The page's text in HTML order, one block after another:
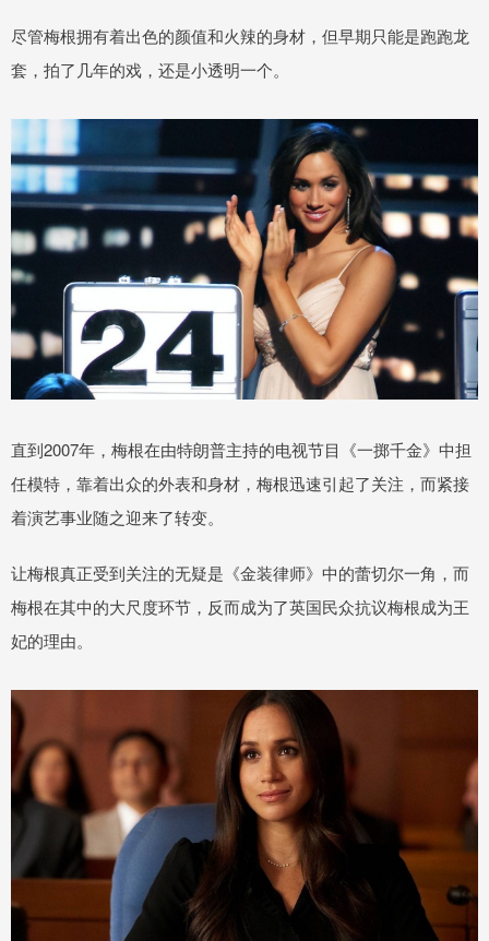
尽管梅根拥有着出色的颜值和火辣的身材，但早期只能是跑跑龙
套，拍了几年的戏，还是小透明一个。
直到2007年，梅根在由特朗普主持的电视节目《一掷千金》中担
任模特，靠着出众的外表和身材，梅根迅速引起了关注，而紧接
着演艺事业随之迎来了转变。
让梅根真正受到关注的无疑是《金装律师》中的蕾切尔一角，而
梅根在其中的大尺度环节，反而成为了英国民众抗议梅根成为王
妃的理由。